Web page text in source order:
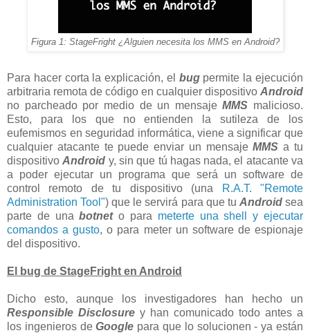
Figura 1: StageFright ¿Alguien necesita los MMS en Android?
Para hacer corta la explicación, el bugpermite la ejecución
arbitraria remota de código en cualquier dispositivo Android
no parcheado por medio de un mensajeMMS malicioso.
Esto, para los que no entienden la sutileza de los
eufemismos en seguridad informática, viene a significar que
cualquier atacante te puede enviar un mensajeMMS a tu
dispositivoAndroid y, sin que tú hagas nada, el atacante va
a poder ejecutar un programa que será un software de
control remoto de tu dispositivo (una
R.A.T. "Remote
Administration Tool") que le servirá para que tu Androidsea
parte de unabotneto para meterte una shell y ejecutar
comandos a gusto, o para meter un software de espionaje
del dispositivo.
El bug de StageFright en Android
Dicho esto, aunque los investigadores han hecho un
Responsible Disclosure y han comunicado todo antes a
los ingenieros deGoogle para que lo solucionen - ya están